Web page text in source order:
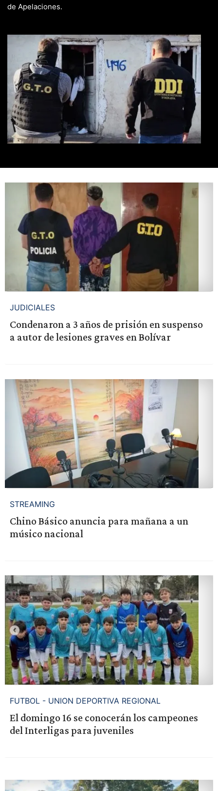
de Apelaciones.
JUDICIALES
Condenaron a 3 años de prisión en suspenso
a autor de lesiones graves en Bolívar
STREAMING
Chino Básico anuncia para mañana a un
músico nacional
FUTBOL - UNION DEPORTIVA REGIONAL
El domingo 16 se conocerán los campeones
del Interligas para juveniles